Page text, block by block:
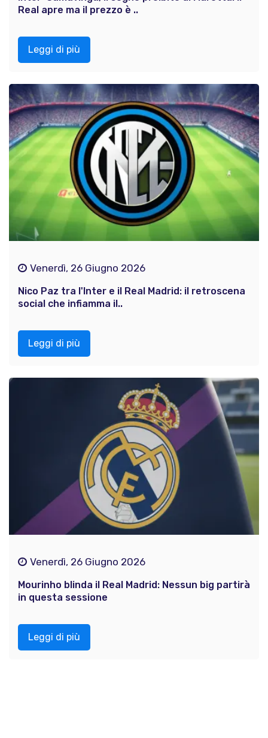
Real apre ma il prezzo è ..
Leggi di più
Venerdì, 26 Giugno 2026
Nico Paz tra l'Inter e il Real Madrid: il retroscena
social che infiamma il..
Leggi di più
Venerdì, 26 Giugno 2026
Mourinho blinda il Real Madrid: Nessun big partirà
in questa sessione
Leggi di più